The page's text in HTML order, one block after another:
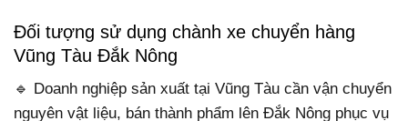
Đối tượng sử dụng chành xe chuyển hàng
Vũng Tàu Đắk Nông
🔹 Doanh nghiệp sản xuất tại Vũng Tàu cần vận chuyển
nguyên vật liệu, bán thành phẩm lên Đắk Nông phục vụ